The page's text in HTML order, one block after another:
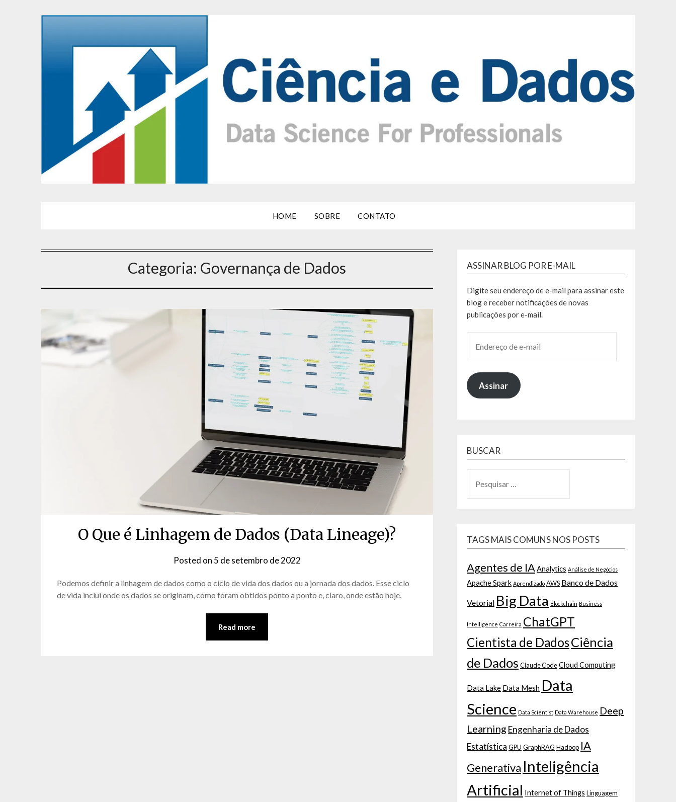
HOME SOBRE CONTATO
Categoria: Governança de Dados
O Que é Linhagem de Dados (Data Lineage)?
Posted on 5 de setembro de 2022
Matos
Podemos definir a linhagem de dados como o ciclo de vida dos dados ou a jornada dos dados. Esse ciclo
de vida inclui onde os dados se originam, como foram obtidos ponto a ponto e, claro, onde estão hoje.
Read more
ASSINAR BLOG POR E-MAIL
Digite seu endereço de e-mail para assinar este
blog e receber notificações de novas
publicações por e-mail.
Assinar
BUSCAR
TAGS MAIS COMUNS NOS POSTS
Agentes de IAAnalytics Análise de Negócios
Apache Spark Aprendizado AWS Banco de Dados
Vetorial Big Data Blockchain Business
Intelligence Carreira ChatGPT
Cientista de DadosCiência
de Dados Claude CodeCloud Computing
Data Lake Data Mesh Data
Science Data Scientist Data Warehouse Deep
Learning Engenharia de Dados
Estatística GPU GraphRAG Hadoop IA
Generativa Inteligência
Artificial Internet of Things Linguagem